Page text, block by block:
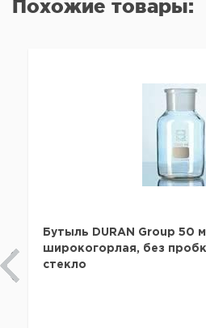
Похожие товары:
Бутыль DURAN Group 50
широкогорлая, без
стекло